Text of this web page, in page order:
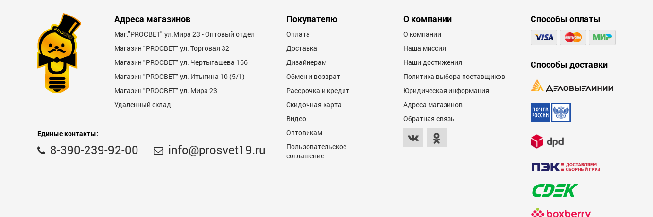
Адреса магазинов
Маг."PROСВЕТ" ул.Мира 23 - Оптовый отдел
Магазин "PROСВЕТ" ул. Торговая 32
Магазин "PROCBET" ул. Чертыгашева 166
Магазин "PROCBET" ул. Итыгина 10 (5/1)
Магазин "PROСВЕТ" ул. Мира 23
Удаленный склад
Единые контакты:
8-390-239-92-00 info@prosvet19.ru
Покупателю
Оплата
Доставка
Дизайнерам
Обмен и возврат
Рассрочка и кредит
Скидочная карта
Видео
Оптовикам
Пользовательское
соглашение
О компании
О компании
Наша миссия
Наши достижения
Политика выбора поставщиков
Юридическая информация
Адреса магазинов
Обратная связь
Способы оплаты
Способы доставки